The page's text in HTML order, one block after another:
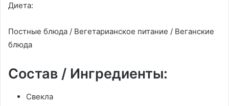
Диета:
Постные блюда / Вегетарианское питание / Веганские
блюда
Состав / Ингредиенты:
Свекла